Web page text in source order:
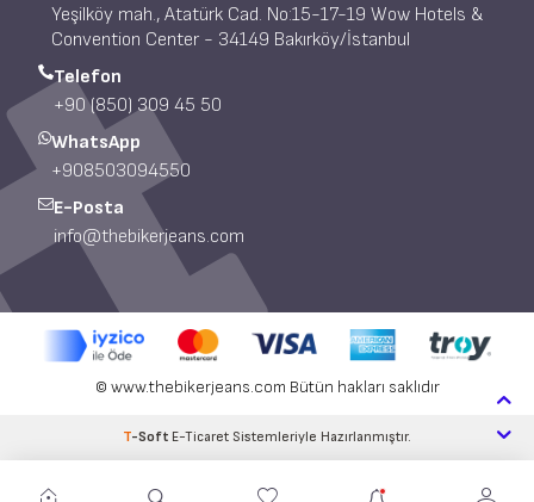
Yeşilköy mah., Atatürk Cad. No:15-17-19 Wow Hotels &
Convention Center - 34149 Bakırköy/İstanbul
Telefon
+90 (850) 309 45 50
WhatsApp
+908503094550
E-Posta
info@thebikerjeans.com
© www.thebikerjeans.com Bütün hakları saklıdır
T-Soft E-Ticaret Sistemleriyle Hazırlanmıştır.